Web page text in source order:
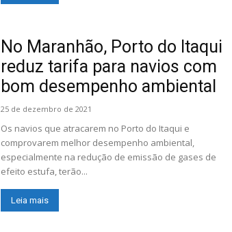
No Maranhão, Porto do Itaqui
reduz tarifa para navios com
bom desempenho ambiental
25 de dezembro de 2021
Os navios que atracarem no Porto do Itaqui e
comprovarem melhor desempenho ambiental,
especialmente na redução de emissão de gases de
efeito estufa, terão...
Leia mais